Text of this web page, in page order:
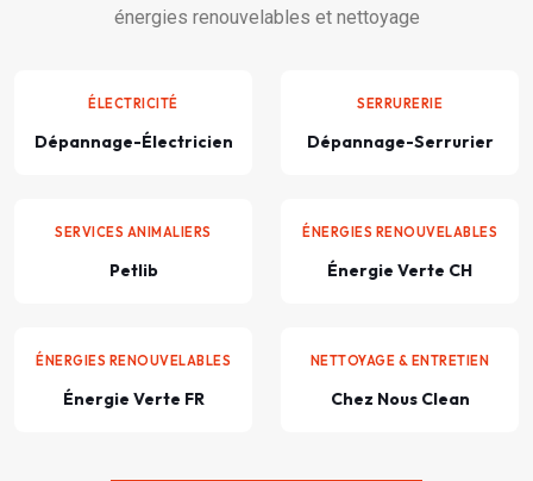
énergies renouvelables et nettoyage
ÉLECTRICITÉ
Dépannage-Électricien
SERRURERIE
Dépannage-Serrurier
SERVICES ANIMALIERS
Petlib
ÉNERGIES RENOUVELABLES
Énergie Verte CH
ÉNERGIES RENOUVELABLES
Énergie Verte FR
NETTOYAGE & ENTRETIEN
Chez Nous Clean